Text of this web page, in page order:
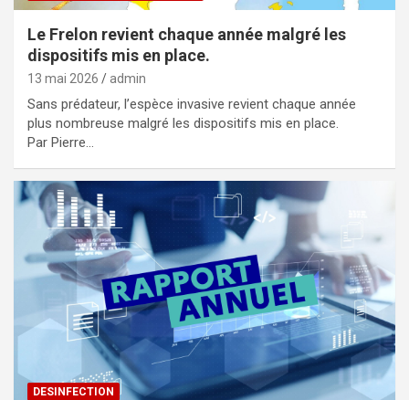
Le Frelon revient chaque année malgré les
dispositifs mis en place.
13 mai 2026 admin
Sans prédateur, l’espèce invasive revient chaque année
plus nombreuse malgré les dispositifs mis en place.
Par Pierre…
DESINFECTION